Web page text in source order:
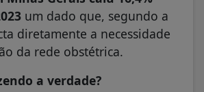
um dado que, segundo a
diretamente a necessidade
da rede obstétrica.
a verdade?